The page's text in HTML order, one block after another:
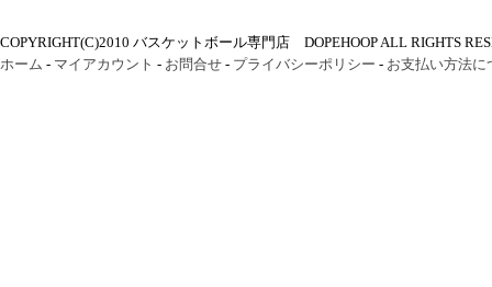
COPYRIGHT(C)2010 バスケットボール専門店 DOPEHOOP ALL RIGHTS
ホーム - マイアカウント - お問合せ - プライバシーポリシー - お支払い方法に